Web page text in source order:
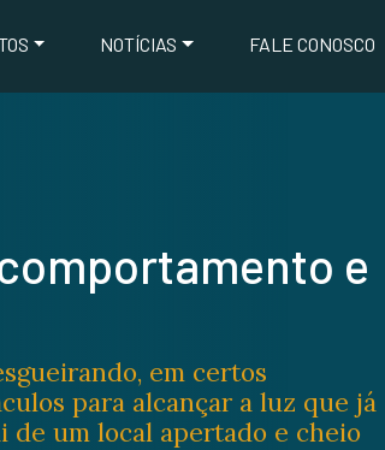
NOTÍCIAS FALE CONOSCO
e
em certos
para alcançar a luz que já
de um local apertado e cheio